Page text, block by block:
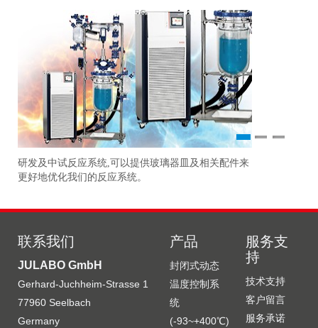
研发及中试反应系统,可以提供玻璃器皿及相关配件来
更好地优化我们的反应系统。
1 2
联系我们
JULABO GmbH
Gerhard-Juchheim-Strasse 1
77960 Seelbach
Germany
产品
封闭式动态
温度控制系
统
(-93~+400℃)
服务支
持
技术支持
客户留言
服务承诺